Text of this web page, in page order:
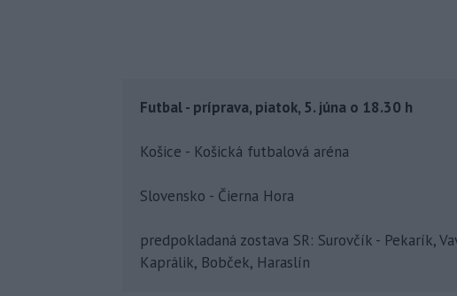
Futbal - príprava, piatok, 5. júna o 18.30 h
Košice - Košická futbalová aréna
Slovensko - Čierna Hora
predpokladaná zostava SR: Surovčík - Pekarík,
Kaprálik, Bobček, Haraslín